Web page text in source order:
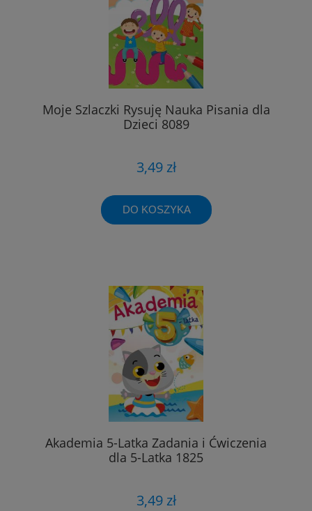
Moje Szlaczki Rysuję Nauka Pisania dla
Dzieci 8089
3,49 zł
DO KOSZYKA
Akademia 5-Latka Zadania i Ćwiczenia
dla 5-Latka 1825
3,49 zł